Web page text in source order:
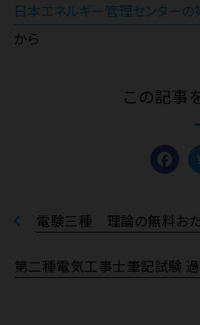
日本エネルギー管理センター
から
この記事
電験三種 理論の無料おた
第二種電気工事士筆記試験